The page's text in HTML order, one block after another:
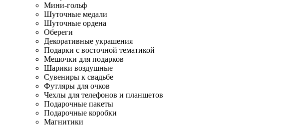
Мини-гольф
Шуточные медали
Шуточные ордена
Обереги
Декоративные украшения
Подарки с восточной тематикой
Мешочки для подарков
Шарики воздушные
Сувениры к свадьбе
Футляры для очков
Чехлы для телефонов и планшетов
Подарочные пакеты
Подарочные коробки
Магнитики